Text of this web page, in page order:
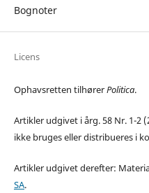
Bognoter
Licens
Ophavsretten tilhørerPolitica.
Artikler udgivet i årg. 58 Nr. 1-2
ikke bruges eller distribueres i
Artikler udgivet derefter:
SA.